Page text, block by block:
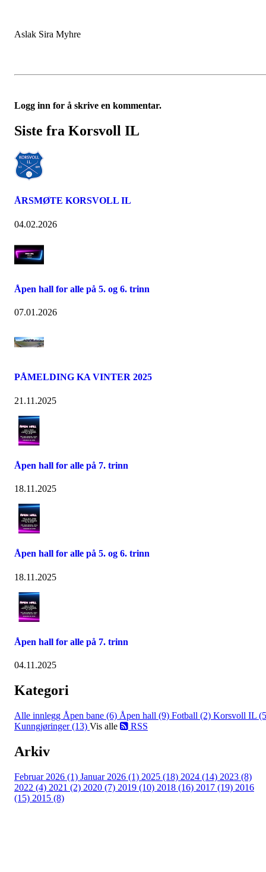
Aslak Sira Myhre
Logg inn for å skrive en kommentar.
Siste fra Korsvoll IL
ÅRSMØTE KORSVOLL IL
04.02.2026
Åpen hall for alle på 5. og 6. trinn
07.01.2026
PÅMELDING KA VINTER 2025
21.11.2025
Åpen hall for alle på 7. trinn
18.11.2025
Åpen hall for alle på 5. og 6. trinn
18.11.2025
Åpen hall for alle på 7. trinn
04.11.2025
Kategori
Alle innlegg Åpen bane (6) Åpen hall (9) Fotball (2) Korsvoll IL
Kunngjøringer (13) Vis alle RSS
Arkiv
Februar 2026 (1) Januar 2026 (1) 2025 (18) 2024 (14) 2023 (8)
2022 (4) 2021 (2) 2020 (7) 2019 (10) 2018 (16) 2017 (19) 2016
(15) 2015 (8)